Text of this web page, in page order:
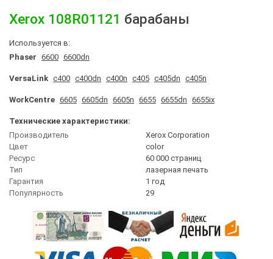
Xerox 108R01121 барабаны
Используется в:
Phaser 6600 6600dn
VersaLink c400 c400dn c400n c405 c405dn c405n
WorkCentre 6605 6605dn 6605n 6655 6655dn 6655ix
Технические характеристики:
Производитель
Xerox Corporation
Цвет
сolor
Ресурс
60 000 страниц
Тип
лазерная печать
Гарантия
1 год
Популярность
29